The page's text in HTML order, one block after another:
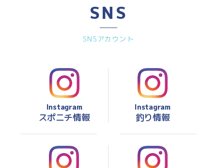
SNS
SNSアカウント
Instagram
スポニチ情報
Instagram
釣り情報